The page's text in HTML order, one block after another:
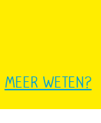
MEER WETEN?